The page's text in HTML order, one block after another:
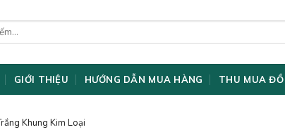
GIỚI THIỆU HƯỚNG DẪN MUA HÀNG THU MUA ĐỒ
Khung Kim Loại